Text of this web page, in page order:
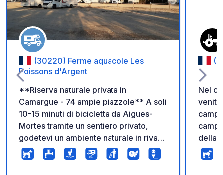
(30220) Ferme aquacole Les
Poissons d'Argent
**Riserva naturale privata in
Camargue - 74 ampie piazzole** A soli
10-15 minuti di bicicletta da Aigues-
Mortes tramite un sentiero privato,
godetevi un ambiente naturale in riva
agli stagni, lontano da parcheggi in
cemento e piazzole anguste. -
Nel
venite
della
animali. Da giugno a